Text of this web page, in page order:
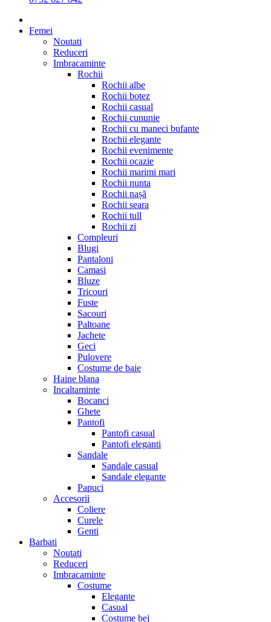
Femei
Noutati
Reduceri
Imbracaminte
Rochii
Rochii albe
Rochii botez
Rochii casual
Rochii cununie
Rochii cu maneci bufante
Rochii elegante
Rochii evenimente
Rochii ocazie
Rochii marimi mari
Rochii nunta
Rochii nașă
Rochii seara
Rochii tull
Rochii zi
Compleuri
Blugi
Pantaloni
Camasi
Bluze
Tricouri
Fuste
Sacouri
Paltoane
Jachete
Geci
Pulovere
Costume de baie
Haine blana
Incaltaminte
Bocanci
Ghete
Pantofi
Pantofi casual
Pantofi eleganti
Sandale
Sandale casual
Sandale elegante
Papuci
Accesorii
Coliere
Curele
Genti
Barbati
Noutati
Reduceri
Imbracaminte
Costume
Elegante
Casual
Costume bej